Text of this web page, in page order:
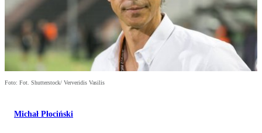
Foto: Fot. Shutterstock/ Ververidis Vasilis
Michał Płociński